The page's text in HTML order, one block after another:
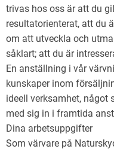
trivas hos oss är att du
resultatorienterat, att du
om att utveckla och
såklart; att du är
En anställning i vår
kunskaper inom
ideell verksamhet, något
med sig in i framtida
Dina arbetsuppgifter
Som värvare på